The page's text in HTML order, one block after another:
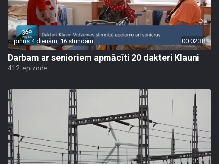
pirms 4 dienām, 16 stundām 00:02:38
Darbam ar senioriem apmācīti 20 dakteri Klauni
412. epizode